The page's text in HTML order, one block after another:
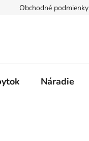
Obchodné podmienky
Náradie